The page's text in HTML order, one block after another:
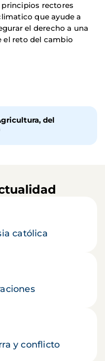
rectores
que ayude a
el derecho a una
el reto del cambio
del
católica
y conflicto